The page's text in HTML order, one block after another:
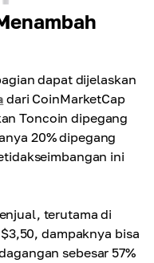
dapat dijelaskan
dari CoinMarketCap
Toncoin dipegang
20% dipegang
ini
terutama di
dampaknya bisa
sebesar 57%